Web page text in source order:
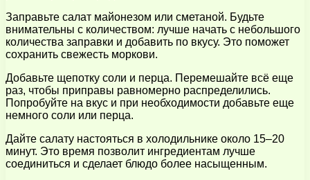
Заправьте салат майонезом или сметаной. Будьте
внимательны с количеством: лучше начать с небольшого
количества заправки и добавить по вкусу. Это поможет
сохранить свежесть моркови.
Добавьте щепотку соли и перца. Перемешайте всё еще
раз, чтобы приправы равномерно распределились.
Попробуйте на вкус и при необходимости добавьте еще
немного соли или перца.
Дайте салату настояться в холодильнике около 15–20
минут. Это время позволит ингредиентам лучше
соединиться и сделает блюдо более насыщенным.